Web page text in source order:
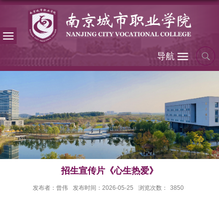
导航
招生宣传片《心生热爱》
发布者：曾伟 发布时间：2026-05-25 浏览次数： 3850